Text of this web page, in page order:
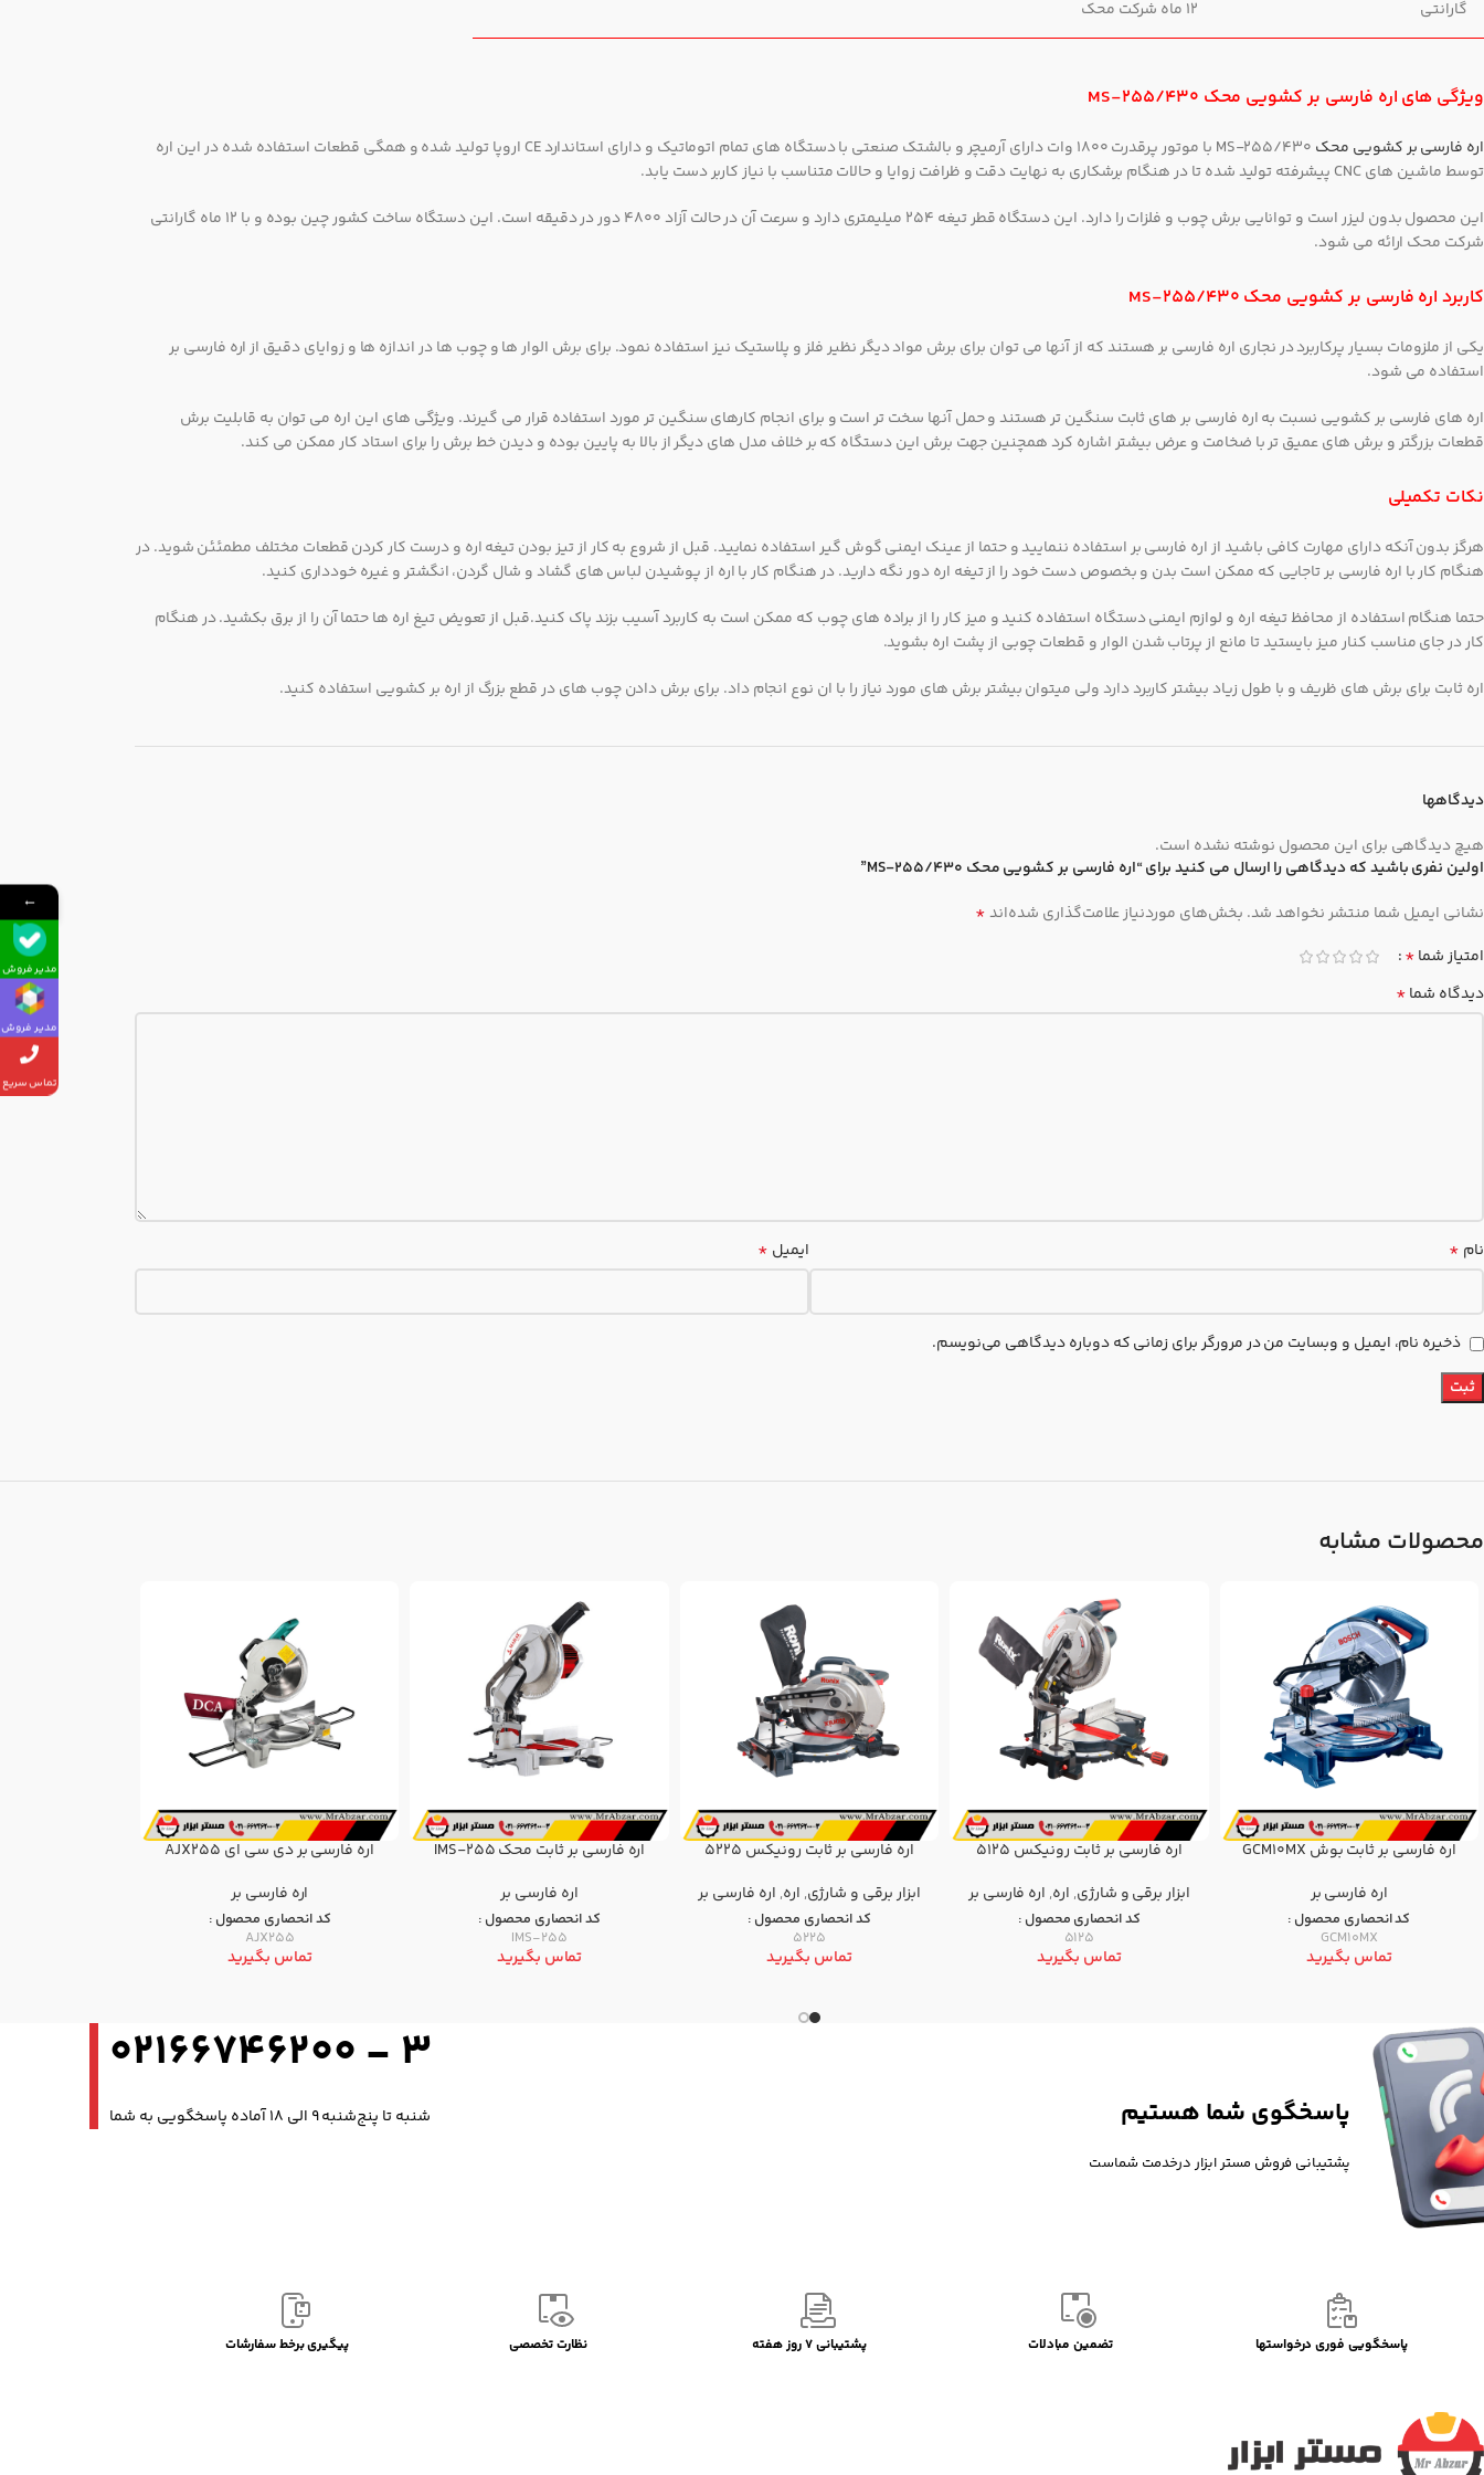
گارانتی
ویژگی های اره فارسی بر کشویی محک MS-255/430
اره فارسی بر کشویی محک
MS-255/430 با موتور پرقدرت 1800 وات دارای آرمیچر و بالشتک صنعتی با دستگاه های تمام اتوماتیک و دارای استاندارد CE اروپا تولید شده و همگی قطعات استفاده شده در این اره
توسط ماشین های CNC پیشرفته تولید شده تا در هنگام برشکاری به نهایت دقت و ظرافت زوایا و حالات متناسب با نیاز کاربر دست یابد.
این محصول بدون لیزر است و توانایی برش چوب و فلزات را دارد. این دستگاه قطر تیغه 254 میلیمتری دارد و سرعت آن در حالت آزاد 4800 دور در دقیقه است. این دستگاه ساخت کشور چین بوده و با 12 ماه گارانتی
شرکت محک ارائه می شود.
کاربرد اره فارسی بر کشویی محک MS-255/430
یکی از ملزومات بسیار پرکاربرد در نجاری اره فارسی بر هستند که از آنها می توان برای برش مواد دیگر نظیر فلز و پلاستیک نیز استفاده نمود. برای برش الوار ها و چوب ها در اندازه ها و زوایای دقیق از اره فارسی بر
استفاده می شود.
اره های فارسی بر کشویی نسبت به اره فارسی بر های ثابت سنگین تر هستند و حمل آنها سخت تر است و برای انجام کارهای سنگین تر مورد استفاده قرار می گیرند. ویژگی های این اره می توان به قابلیت برش
قطعات بزرگتر و برش های عمیق تر با ضخامت و عرض بیشتر اشاره کرد همچنین جهت برش این دستگاه که بر خلاف مدل های دیگر از بالا به پایین بوده و دیدن خط برش را برای استاد کار ممکن می کند.
نکات تکمیلی
هرگز بدون آنکه دارای مهارت کافی باشید از اره فارسی بر استفاده ننمایید و حتما از عینک ایمنی گوش گیر استفاده نمایید. قبل از شروع به کار از تیز بودن تیغه اره و درست کار کردن قطعات مختلف مطمئئن شوید. در
هنگام کار با اره فارسی بر تاجایی که ممکن است بدن و بخصوص دست خود را از تیغه اره دور نگه دارید. در هنگام کار با اره از پوشیدن لباس های گشاد و شال گردن، انگشتر و غیره خودداری کنید.
حتما هنگام استفاده از محافظ تیغه اره و لوازم ایمنی دستگاه استفاده کنید و میز کار را از براده های چوب که ممکن است به کاربرد آسیب بزند پاک کنید.قبل از تعویض تیغ اره ها حتما آن را از برق بکشید. در هنگام
کار در جای مناسب کنار میز بایستید تا مانع از پرتاب شدن الوار و قطعات چوبی از پشت اره بشوید.
اره ثابت برای برش های ظریف و با طول زیاد بیشتر کاربرد دارد ولی میتوان بیشتر برش های مورد نیاز را با ان نوع انجام داد. برای برش دادن چوب های در قطع بزرگ از اره بر کشویی استفاده کنید.
دیدگاهها
هیچ دیدگاهی برای این محصول نوشته نشده است.
اولین نفری باشید که دیدگاهی را ارسال می کنید برای “اره فارسی بر کشویی محک MS-255/430”
نشانی ایمیل شما منتشر نخواهد شد. بخش‌های موردنیاز علامت‌گذاری شده‌اند*
امتیاز شما*
دیدگاه شما*
نام * ایمیل *
ذخیره نام، ایمیل و وبسایت من در مرورگر برای زمانی که دوباره دیدگاهی می‌نویسم.
محصولات مشابه
اره فارسی بر ثابت بوش GCM10MX
اره فارسی بر
کد انحصاری محصول :
GCM10MX
تماس بگیرید
اره فارسی بر ثابت رونیکس 5125
ابزار برقی و شارژی, اره, اره فارسی بر
کد انحصاری محصول :
5125
تماس بگیرید
اره فارسی بر ثابت رونیکس 5225
ابزار برقی و شارژی, اره, اره فارسی بر
کد انحصاری محصول :
5225
تماس بگیرید
اره فارسی بر ثابت محک IMS-255
اره فارسی بر
کد انحصاری محصول :
IMS-255
تماس بگیرید
اره فارسی بر دی سی ای AJX255
اره فارسی بر
کد انحصاری محصول :
AJX255
تماس بگیرید
پاسخگوی شما هستیم
پشتیبانی فروش مستر ابزار درخدمت شماست
3 - 02166746200
شنبه تا پنج‌شنبه 9 الی 18 آماده پاسخگویی به شما
پاسخگویی فوری درخواستها تضمین مبادلات پشتیبانی 7 روز هفته نظارت تخصصی پیگیری برخط سفارشات
←
مدیر فروش
مدیر فروش
تماس سریع